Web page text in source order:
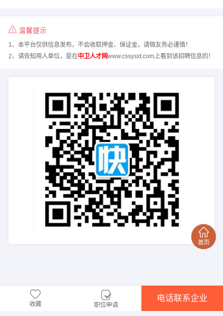
温馨提示
1、本平台仅供信息发布，不会收取押金、保证金，请微友务必谨慎！
2、请告知用人单位，是在中卫人才网www.cssysxt.com上看到该招聘信息的！
收藏 职位申请
电话联系企业